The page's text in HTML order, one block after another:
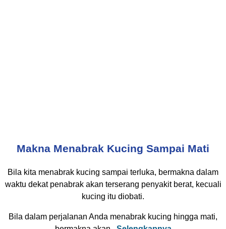
Makna Menabrak Kucing Sampai Mati
Bila kita menabrak kucing sampai terluka, bermakna dalam
waktu dekat penabrak akan terserang penyakit berat, kecuali
kucing itu diobati.
Bila dalam perjalanan Anda menabrak kucing hingga mati,